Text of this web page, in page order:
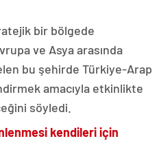
bir bölgede
ve Asya arasında
bu şehirde Türkiye-Arap
amacıyla etkinlikte
söyledi.
kendileri için